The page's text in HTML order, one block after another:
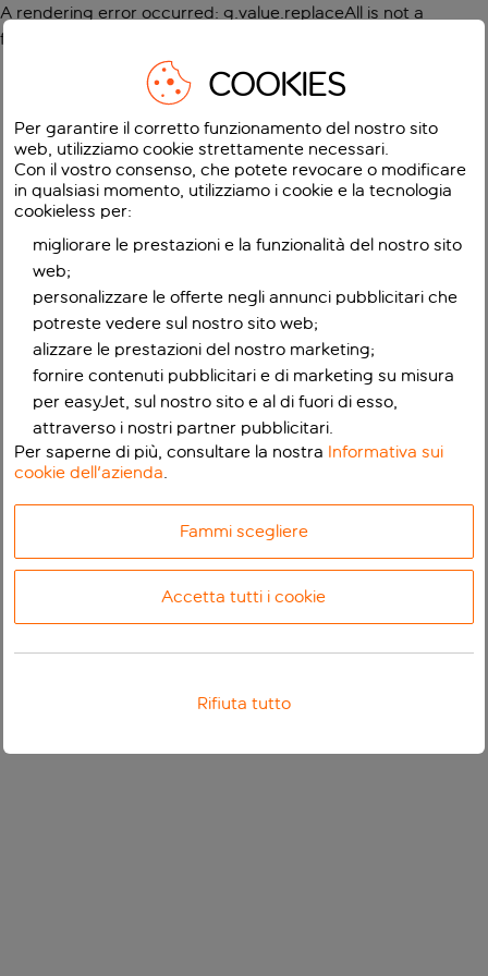
A rendering error occurred: g.value.replaceAll is not a
function
COOKIES
Per garantire il corretto funzionamento del nostro sito
web, utilizziamo cookie strettamente necessari.
Con il vostro consenso, che potete revocare o modificare
in qualsiasi momento, utilizziamo i cookie e la tecnologia
cookieless per:
migliorare le prestazioni e la funzionalità del nostro sito
web;
personalizzare le offerte negli annunci pubblicitari che
potreste vedere sul nostro sito web;
alizzare le prestazioni del nostro marketing;
fornire contenuti pubblicitari e di marketing su misura
per easyJet, sul nostro sito e al di fuori di esso,
attraverso i nostri partner pubblicitari.
Per saperne di più, consultare la nostra Informativa sui
cookie dell'azienda.
Fammi scegliere
Accetta tutti i cookie
Rifiuta tutto